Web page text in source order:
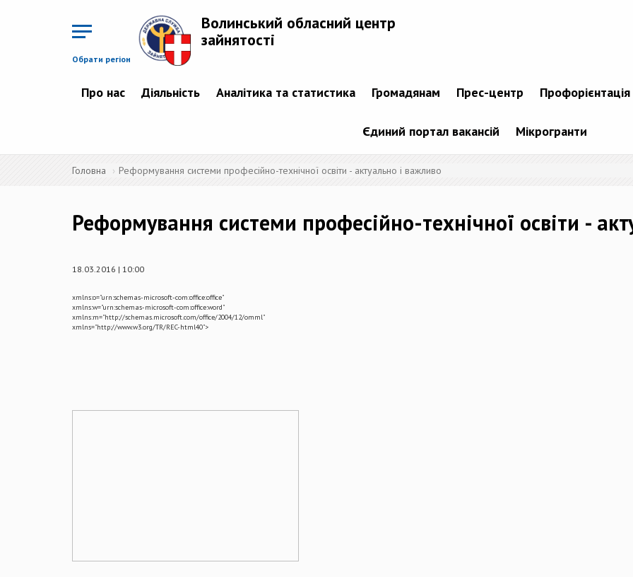
Обрати регіон
Волинський обласний центр
зайнятості
Про нас Діяльність Аналітика та статистика Громадянам Прес-центр Профорієнтація
Єдиний портал вакансій Мікрогранти
Головна Реформування системи професійно-технічної освіти - актуально і важливо
Реформування системи професійно-технічної освіти -
18.03.2016 | 10:00
xmlns:o="urn:schemas-microsoft-com:office:office"
xmlns:w="urn:schemas-microsoft-com:office:word"
xmlns:m="http://schemas.microsoft.com/office/2004/12/omml"
xmlns="http://www.w3.org/TR/REC-html40">